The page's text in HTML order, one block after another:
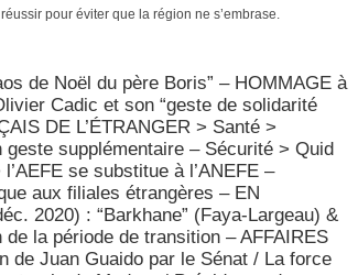
pour éviter que la région ne s’embrase.
de Noël du père Boris” – HOMMAGE à
Cadic et son “geste de solidarité
DE L’ÉTRANGER > Santé >
supplémentaire – Sécurité > Quid
se substitue à l’ANEFE –
aux filiales étrangères – EN
2020) : “Barkhane” (Faya-Largeau) &
la période de transition – AFFAIRES
de Juan Guaido par le Sénat / La force